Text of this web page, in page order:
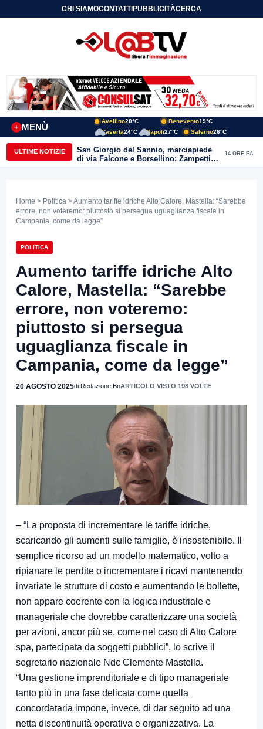
CHI SIAMOCONTATTIPUBBLICITÀCERCA
MENÙ
+
Avellino20°C Benevento19°C
Caserta24°C Napoli27°C Salerno26°C
ULTIME NOTIZIE
San Giorgio del Sannio, marciapiede
di via Falcone e Borsellino: Zampetti e
Lombardi replicano alle polemiche
14 ORE FA
Home > Politica > Aumento tariffe idriche Alto Calore, Mastella: “Sarebbe
errore, non voteremo: piuttosto si persegua uguaglianza fiscale in
Campania, come da legge”
POLITICA
Aumento tariffe idriche Alto
Calore, Mastella: “Sarebbe
errore, non voteremo:
piuttosto si persegua
uguaglianza fiscale in
Campania, come da legge”
20 AGOSTO 2025di Redazione BnARTICOLO VISTO 198 VOLTE
– “La proposta di incrementare le tariffe idriche,
scaricando gli aumenti sulle famiglie, è insostenibile. Il
semplice ricorso ad un modello matematico, volto a
ripianare le perdite o incrementare i ricavi mantenendo
invariate le strutture di costo e aumentando le bollette,
non appare coerente con la logica industriale e
manageriale che dovrebbe caratterizzare una società
per azioni, ancor più se, come nel caso di Alto Calore
spa, partecipata da soggetti pubblici”, lo scrive il
segretario nazionale Ndc Clemente Mastella.
“Una gestione imprenditoriale e di tipo manageriale
tanto più in una fase delicata come quella
concordataria impone, invece, di dar seguito ad una
netta discontinuità operativa e organizzativa. La